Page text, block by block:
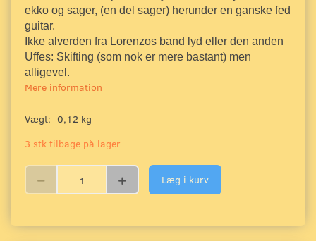
ekko og sager, (en del sager) herunder en ganske fed
guitar.
Ikke alverden fra Lorenzos band lyd eller den anden
Uffes: Skifting (som nok er mere bastant) men
alligevel.
Mere information
Vægt: 0,12 kg
3 stk tilbage på lager
Læg i kurv